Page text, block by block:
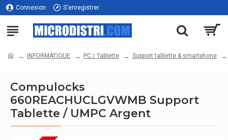
Connexion S'enregistrer
INFORMATIQUE PC / Tablette Support tablette & smartphone
Compulocks
660REACHUCLGVWMB Support
Tablette / UMPC Argent